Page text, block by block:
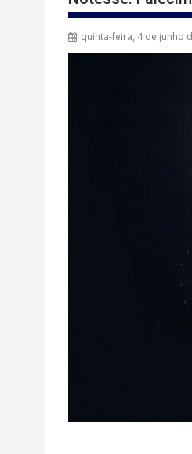
quinta-feira, 4 de junho